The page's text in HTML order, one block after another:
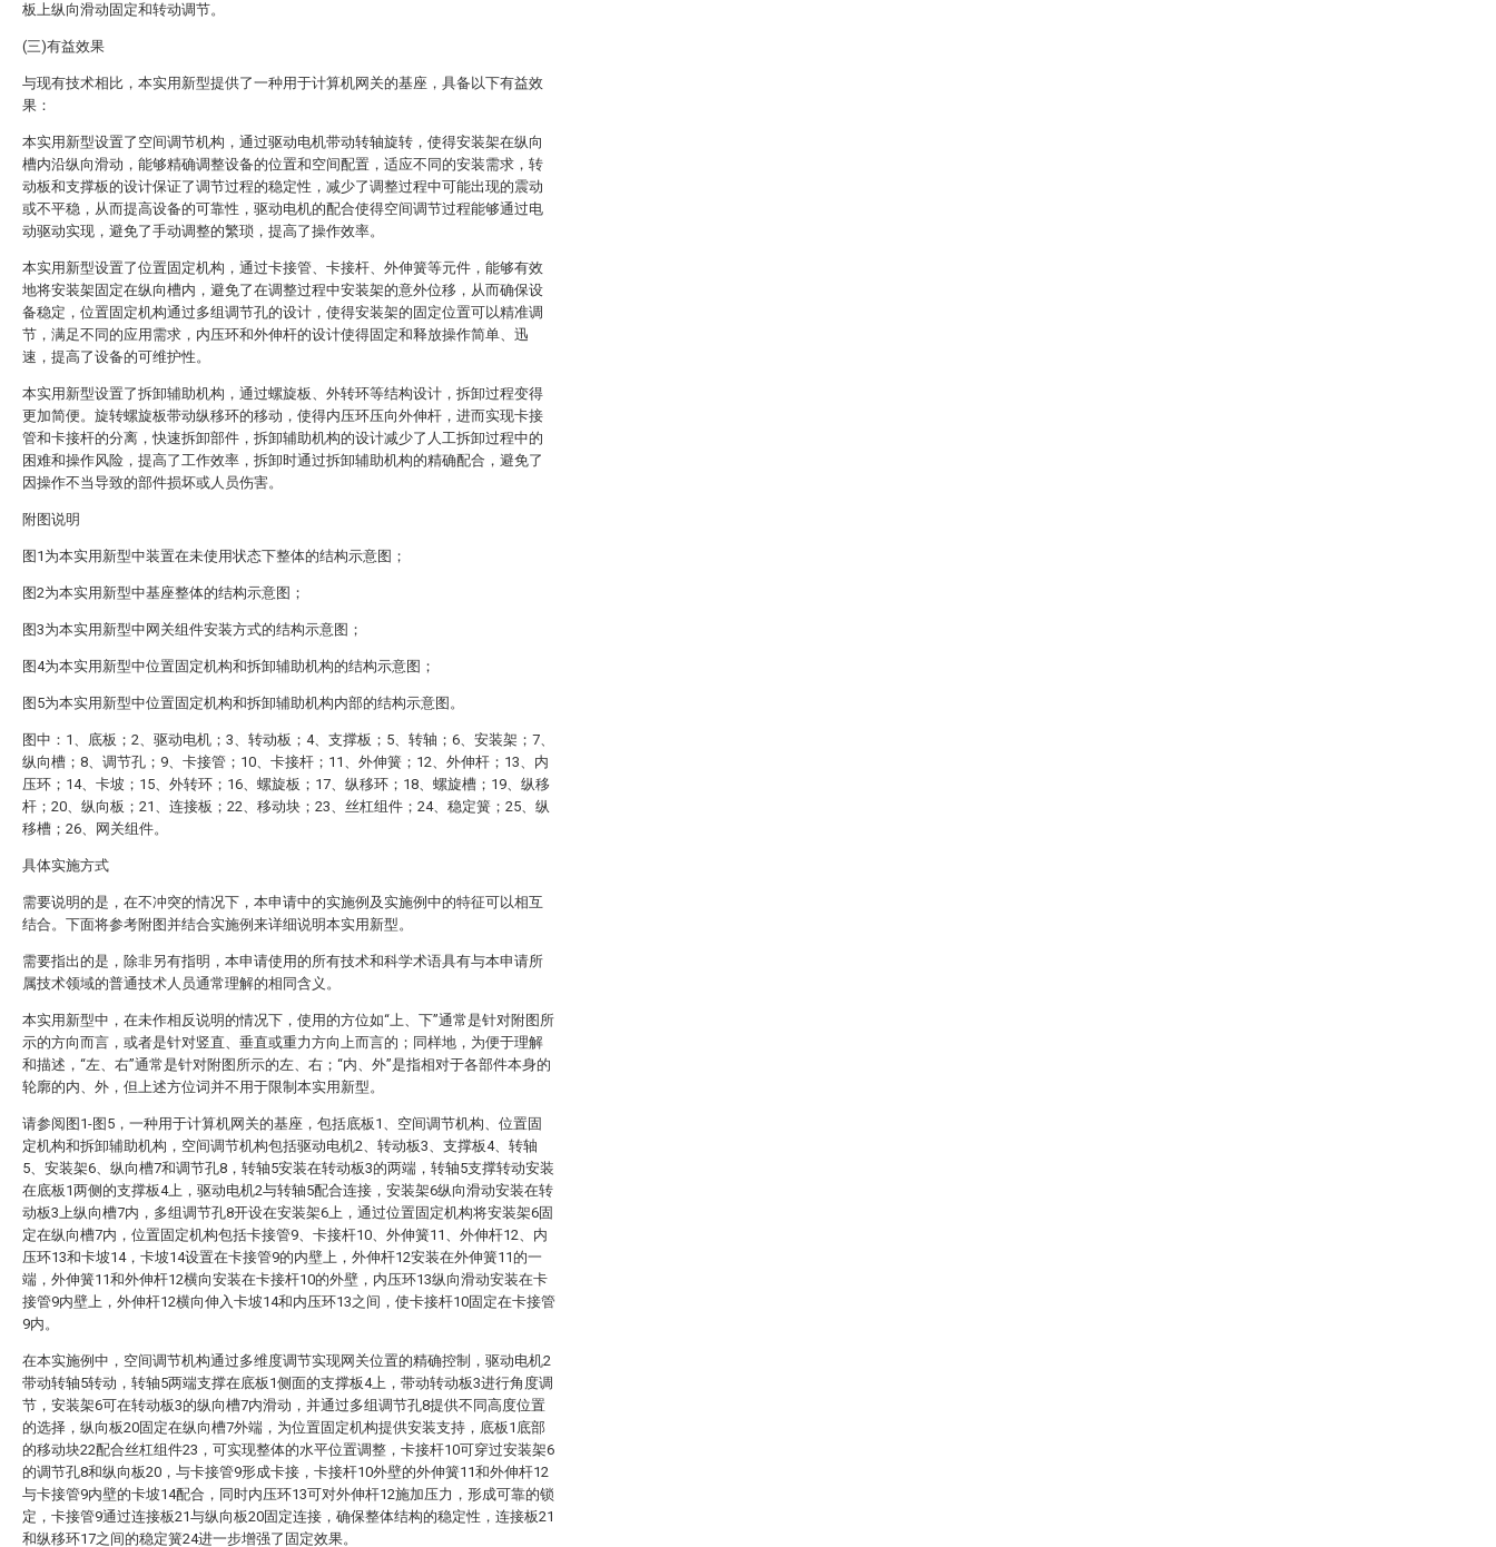
板上纵向滑动固定和转动调节。
(三)有益效果
与现有技术相比，本实用新型提供了一种用于计算机网关的基座，具备以下有益效
果：
本实用新型设置了空间调节机构，通过驱动电机带动转轴旋转，使得安装架在纵向
槽内沿纵向滑动，能够精确调整设备的位置和空间配置，适应不同的安装需求，转
动板和支撑板的设计保证了调节过程的稳定性，减少了调整过程中可能出现的震动
或不平稳，从而提高设备的可靠性，驱动电机的配合使得空间调节过程能够通过电
动驱动实现，避免了手动调整的繁琐，提高了操作效率。
本实用新型设置了位置固定机构，通过卡接管、卡接杆、外伸簧等元件，能够有效
地将安装架固定在纵向槽内，避免了在调整过程中安装架的意外位移，从而确保设
备稳定，位置固定机构通过多组调节孔的设计，使得安装架的固定位置可以精准调
节，满足不同的应用需求，内压环和外伸杆的设计使得固定和释放操作简单、迅
速，提高了设备的可维护性。
本实用新型设置了拆卸辅助机构，通过螺旋板、外转环等结构设计，拆卸过程变得
更加简便。旋转螺旋板带动纵移环的移动，使得内压环压向外伸杆，进而实现卡接
管和卡接杆的分离，快速拆卸部件，拆卸辅助机构的设计减少了人工拆卸过程中的
困难和操作风险，提高了工作效率，拆卸时通过拆卸辅助机构的精确配合，避免了
因操作不当导致的部件损坏或人员伤害。
附图说明
图1为本实用新型中装置在未使用状态下整体的结构示意图；
图2为本实用新型中基座整体的结构示意图；
图3为本实用新型中网关组件安装方式的结构示意图；
图4为本实用新型中位置固定机构和拆卸辅助机构的结构示意图；
图5为本实用新型中位置固定机构和拆卸辅助机构内部的结构示意图。
图中：1、底板；2、驱动电机；3、转动板；4、支撑板；5、转轴；6、安装架；7、
纵向槽；8、调节孔；9、卡接管；10、卡接杆；11、外伸簧；12、外伸杆；13、内
压环；14、卡坡；15、外转环；16、螺旋板；17、纵移环；18、螺旋槽；19、纵移
杆；20、纵向板；21、连接板；22、移动块；23、丝杠组件；24、稳定簧；25、纵
移槽；26、网关组件。
具体实施方式
需要说明的是，在不冲突的情况下，本申请中的实施例及实施例中的特征可以相互
结合。下面将参考附图并结合实施例来详细说明本实用新型。
需要指出的是，除非另有指明，本申请使用的所有技术和科学术语具有与本申请所
属技术领域的普通技术人员通常理解的相同含义。
本实用新型中，在未作相反说明的情况下，使用的方位如“上、下”通常是针对附图所
示的方向而言，或者是针对竖直、垂直或重力方向上而言的；同样地，为便于理解
和描述，“左、右”通常是针对附图所示的左、右；“内、外”是指相对于各部件本身的
轮廓的内、外，但上述方位词并不用于限制本实用新型。
请参阅图1-图5，一种用于计算机网关的基座，包括底板1、空间调节机构、位置固
定机构和拆卸辅助机构，空间调节机构包括驱动电机2、转动板3、支撑板4、转轴
5、安装架6、纵向槽7和调节孔8，转轴5安装在转动板3的两端，转轴5支撑转动安装
在底板1两侧的支撑板4上，驱动电机2与转轴5配合连接，安装架6纵向滑动安装在转
动板3上纵向槽7内，多组调节孔8开设在安装架6上，通过位置固定机构将安装架6固
定在纵向槽7内，位置固定机构包括卡接管9、卡接杆10、外伸簧11、外伸杆12、内
压环13和卡坡14，卡坡14设置在卡接管9的内壁上，外伸杆12安装在外伸簧11的一
端，外伸簧11和外伸杆12横向安装在卡接杆10的外壁，内压环13纵向滑动安装在卡
接管9内壁上，外伸杆12横向伸入卡坡14和内压环13之间，使卡接杆10固定在卡接管
9内。
在本实施例中，空间调节机构通过多维度调节实现网关位置的精确控制，驱动电机2
带动转轴5转动，转轴5两端支撑在底板1侧面的支撑板4上，带动转动板3进行角度调
节，安装架6可在转动板3的纵向槽7内滑动，并通过多组调节孔8提供不同高度位置
的选择，纵向板20固定在纵向槽7外端，为位置固定机构提供安装支持，底板1底部
的移动块22配合丝杠组件23，可实现整体的水平位置调整，卡接杆10可穿过安装架6
的调节孔8和纵向板20，与卡接管9形成卡接，卡接杆10外壁的外伸簧11和外伸杆12
与卡接管9内壁的卡坡14配合，同时内压环13可对外伸杆12施加压力，形成可靠的锁
定，卡接管9通过连接板21与纵向板20固定连接，确保整体结构的稳定性，连接板21
和纵移环17之间的稳定簧24进一步增强了固定效果。